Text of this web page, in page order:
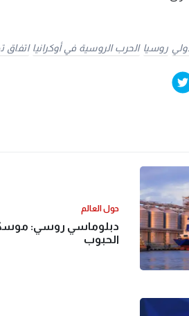
روسيا الحرب الروسية في أوكرانيا اتفاق
حول العالم
دبلوماسي روسي:
الحبوب